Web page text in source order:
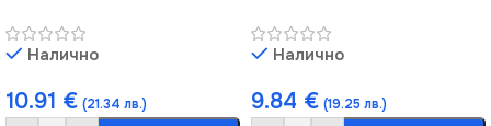
Налично
10.91 € (21.34 лв.)
Налично
9.84 € (19.25 лв.)